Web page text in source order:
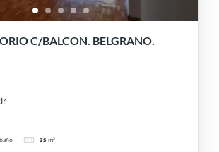
C/BALCON. BELGRANO.
baño 35 m²